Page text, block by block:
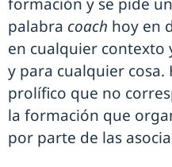
palabra coach hoy en
en cualquier contexto
y para cualquier cosa.
prolífico que no
la formación que
por parte de las